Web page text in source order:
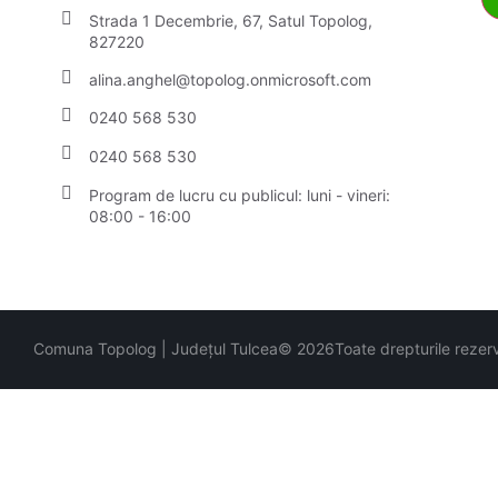
Strada 1 Decembrie, 67, Satul Topolog,
827220
alina.anghel@topolog.onmicrosoft.com
0240 568 530
0240 568 530
Program de lucru cu publicul: luni - vineri:
08:00 - 16:00
Comuna Topolog | Județul Tulcea© 2026Toate drepturile